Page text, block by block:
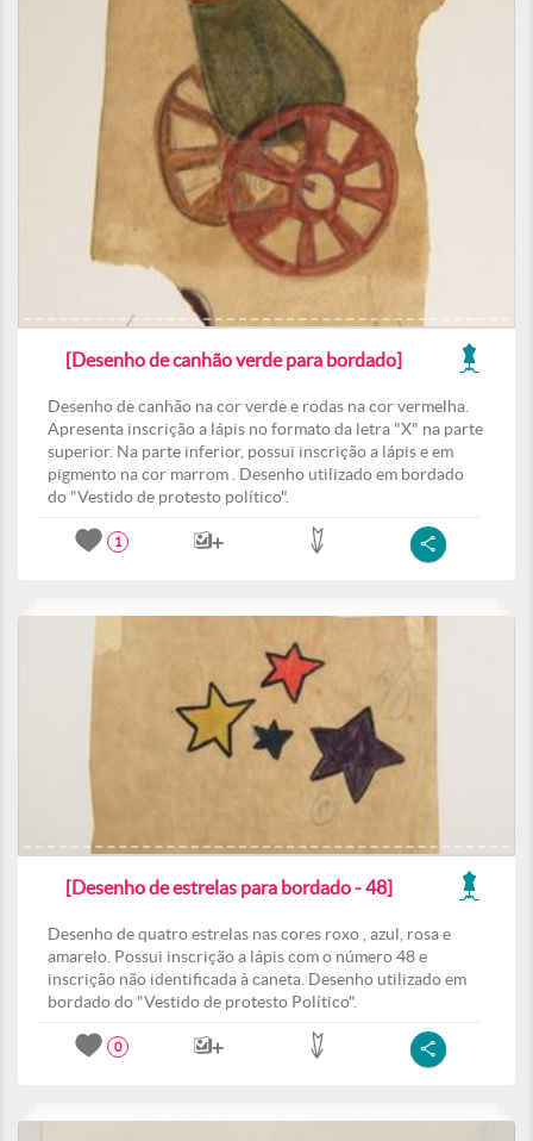
[Desenho de canhão verde para bordado]
Desenho de canhão na cor verde e rodas na cor vermelha.
Apresenta inscrição a lápis no formato da letra "X" na parte
superior. Na parte inferior, possui inscrição a lápis e em
pigmento na cor marrom . Desenho utilizado em bordado
do "Vestido de protesto político".
1
[Desenho de estrelas para bordado - 48]
Desenho de quatro estrelas nas cores roxo , azul, rosa e
amarelo. Possui inscrição a lápis com o número 48 e
inscrição não identificada à caneta. Desenho utilizado em
bordado do "Vestido de protesto Político".
0